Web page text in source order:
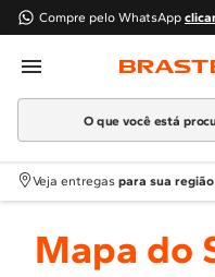
Compre pelo WhatsApp
Em
O que você está
Termos mais buscados
1º Geladeira
2
Fogao
Veja entregas para sua região
Mapa do